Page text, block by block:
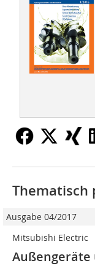
Thematisch
Ausgabe 04/2017
Mitsubishi Electric